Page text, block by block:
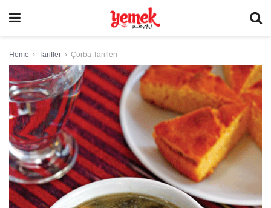
Home Tarifler Çorba Tarifleri